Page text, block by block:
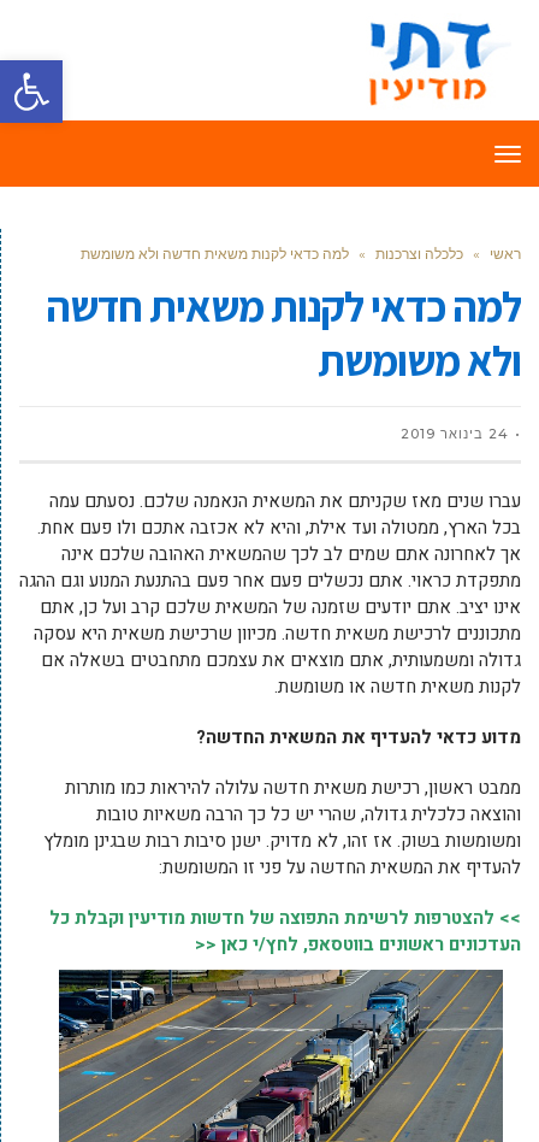
פתח
תפריט
ראשי » כלכלה וצרכנות » למה כדאי לקנות משאית חדשה ולא משומשת
למה כדאי לקנות משאית חדשה
ולא משומשת
24 בינואר 2019
עברו שנים מאז שקניתם את המשאית הנאמנה שלכם. נסעתם עמה
בכל הארץ, ממטולה ועד אילת, והיא לא אכזבה אתכם ולו פעם אחת.
אך לאחרונה אתם שמים לב לכך שהמשאית האהובה שלכם אינה
מתפקדת כראוי. אתם נכשלים פעם אחר פעם בהתנעת המנוע וגם ההגה
אינו יציב. אתם יודעים שזמנה של המשאית שלכם קרב ועל כן, אתם
מתכוננים לרכישת משאית חדשה. מכיוון שרכישת משאית היא עסקה
גדולה ומשמעותית, אתם מוצאים את עצמכם מתחבטים בשאלה אם
לקנות משאית חדשה או משומשת.
מדוע כדאי להעדיף את המשאית החדשה?
ממבט ראשון, רכישת משאית חדשה עלולה להיראות כמו מותרות
והוצאה כלכלית גדולה, שהרי יש כל כך הרבה משאיות טובות
ומשומשות בשוק. אז זהו, לא מדויק. ישנן סיבות רבות שבגינן מומלץ
להעדיף את המשאית החדשה על פני זו המשומשת:
>> להצטרפות לרשימת התפוצה של חדשות מודיעין וקבלת כל
העדכונים ראשונים בווטסאפ, לחץ/י כאן <<